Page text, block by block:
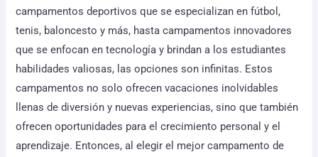
campamentos deportivos que se especializan en fútbol,
tenis, baloncesto y más, hasta campamentos innovadores
que se enfocan en tecnología y brindan a los estudiantes
habilidades valiosas, las opciones son infinitas. Estos
campamentos no solo ofrecen vacaciones inolvidables
llenas de diversión y nuevas experiencias, sino que también
ofrecen oportunidades para el crecimiento personal y el
aprendizaje. Entonces, al elegir el mejor campamento de